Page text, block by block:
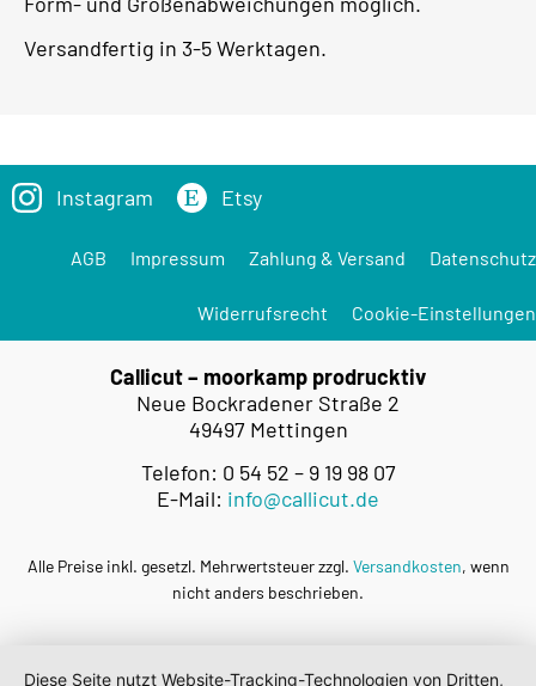
Versandfertig in 3-5 Werktagen.
Instagram Etsy
AGB Impressum Zahlung & Versand Datenschutz
Widerrufsrecht Cookie-Einstellungen
Callicut – moorkamp prodrucktiv
Neue Bockradener Straße 2
49497 Mettingen
Telefon: 0 54 52 – 9 19 98 07
E-Mail: info@callicut.de
Alle Preise inkl. gesetzl. Mehrwertsteuer zzgl. Versandkosten, wenn
nicht anders beschrieben.
Diese Seite nutzt Website-Tracking-Technologien von Dritten,